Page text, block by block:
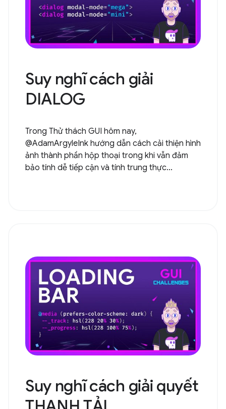
Suy nghĩ cách giải
DIALOG
Trong Thử thách GUI hôm nay,
@AdamArgyleInk hướng dẫn cách cải thiện hình
ảnh thành phần hộp thoại trong khi vẫn đảm
bảo tính dễ tiếp cận và tính trung thực...
Suy nghĩ cách giải quyết